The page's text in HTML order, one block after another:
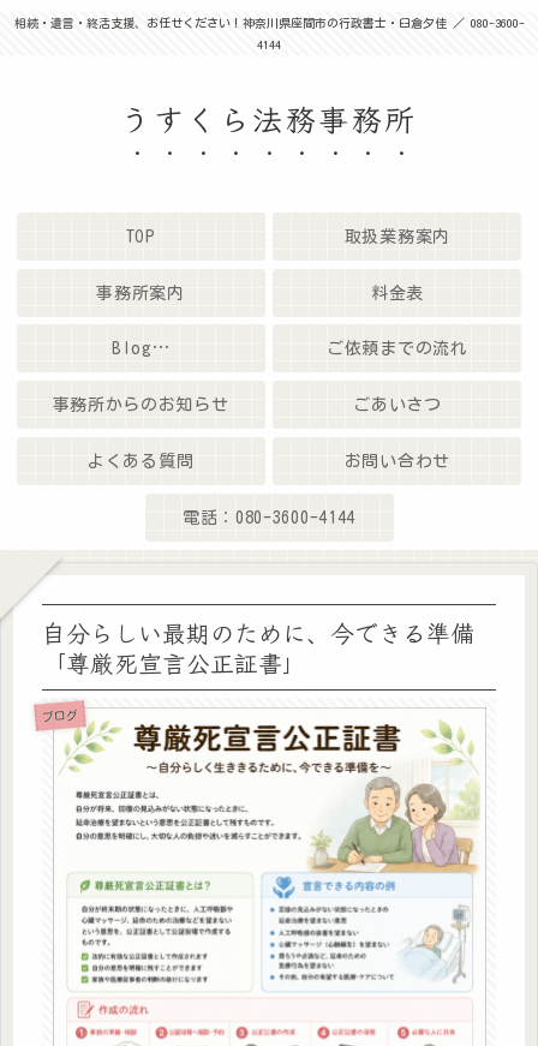
相続・遺言・終活支援、お任せください！神奈川県座間市の行政書士・臼倉夕佳 ／ 080-3600-
4144
うすくら法務事務所
TOP 取扱業務案内
事務所案内 料金表
Blog… ご依頼までの流れ
事務所からのお知らせ ごあいさつ
よくある質問 お問い合わせ
電話：080-3600-4144
自分らしい最期のために、今できる準備
「尊厳死宣言公正証書」
ブログ